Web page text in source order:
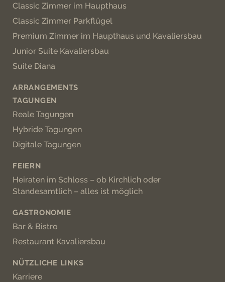
Classic Zimmer im Haupthaus
Classic Zimmer Parkflügel
Premium Zimmer im Haupthaus und Kavaliersbau
Junior Suite Kavaliersbau
Suite Diana
ARRANGEMENTS
TAGUNGEN
Reale Tagungen
Hybride Tagungen
Digitale Tagungen
FEIERN
Heiraten im Schloss – ob Kirchlich oder
Standesamtlich – alles ist möglich
GASTRONOMIE
Bar & Bistro
Restaurant Kavaliersbau
NÜTZLICHE LINKS
Karriere